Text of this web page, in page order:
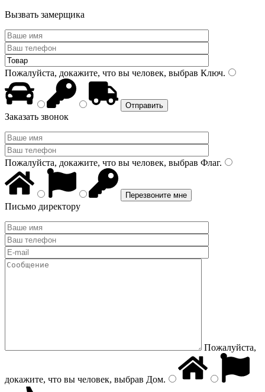
Вызвать замерщика
Пожалуйста, докажите, что вы человек, выбрав Ключ.
Заказать звонок
Пожалуйста, докажите, что вы человек, выбрав Флаг.
Письмо директору
Пожалуйста,
докажите, что вы человек, выбрав Дом.